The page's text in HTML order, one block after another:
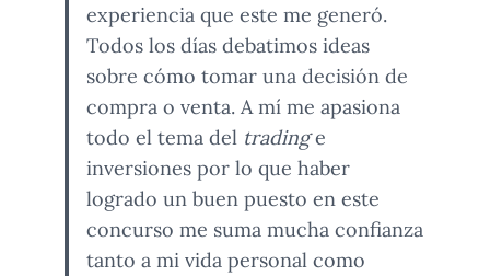
experiencia que este me generó.
Todos los días debatimos ideas
sobre cómo tomar una decisión de
compra o venta. A mí me apasiona
todo el tema del tradinge
inversiones por lo que haber
logrado un buen puesto en este
concurso me suma mucha confianza
tanto a mi vida personal como